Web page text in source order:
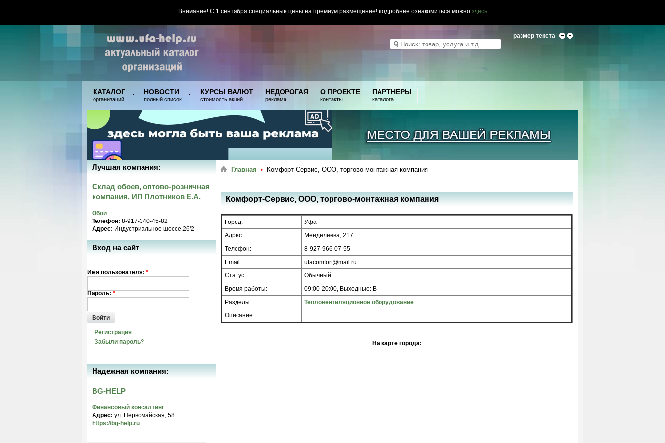
Внимание! С 1 сентября специальные цены на премиум размещение! подробнее ознакомиться можно здесь
размер текста
КАТАЛОГ
организаций
НОВОСТИ
полный список
КУРСЫ ВАЛЮТ
стоимость акций
НЕДОРОГАЯ
реклама
О ПРОЕКТЕ
контакты
ПАРТНЕРЫ
каталога
Главная Комфорт-Сервис, ООО, торгово-монтажная компания
Комфорт-Сервис, ООО, торгово-монтажная компания
Город:
Уфа
Адрес:
Менделеева, 217
Телефон:
8-927-966-07-55
Email:
ufacomfort@mail.ru
Статус:
Обычный
Время работы:
09:00-20:00, Выходные: В
Разделы:
Тепловентиляционное оборудование
Описание:
На карте города:
Лучшая компания:
Склад обоев, оптово-розничная
компания, ИП Плотников Е.А.
Обои
Телефон: 8-917-340-45-82
Адрес: Индустриальное шоссе,26/2
Вход на сайт
Имя пользователя: *
Пароль: *
Войти
Регистрация
Забыли пароль?
Надежная компания:
BG-HELP
Финансовый консалтинг
Адрес: ул. Первомайская, 58
https://bg-help.ru